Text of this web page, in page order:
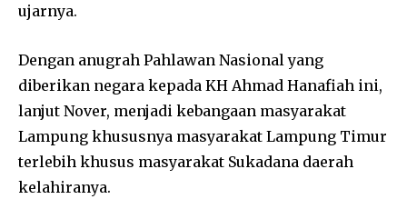
ujarnya.
Dengan anugrah Pahlawan Nasional yang
diberikan negara kepada KH Ahmad Hanafiah ini,
lanjut Nover, menjadi kebangaan masyarakat
Lampung khususnya masyarakat Lampung Timur
terlebih khusus masyarakat Sukadana daerah
kelahiranya.